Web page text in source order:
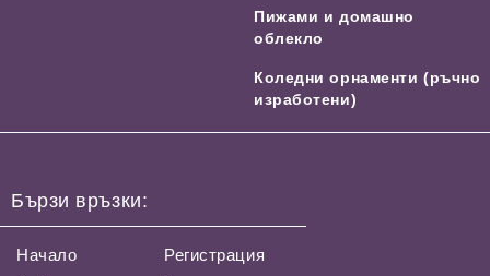
Пижами и домашно
облекло
Коледни орнаменти (ръчно
изработени)
Бързи връзки:
Начало
Регистрация